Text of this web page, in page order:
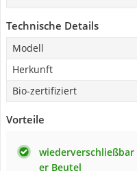
Technische Details
Modell
Herkunft
Bio-zertifiziert
Vorteile
wiederverschließbar
er Beutel